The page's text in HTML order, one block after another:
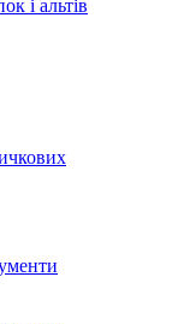
і альтів